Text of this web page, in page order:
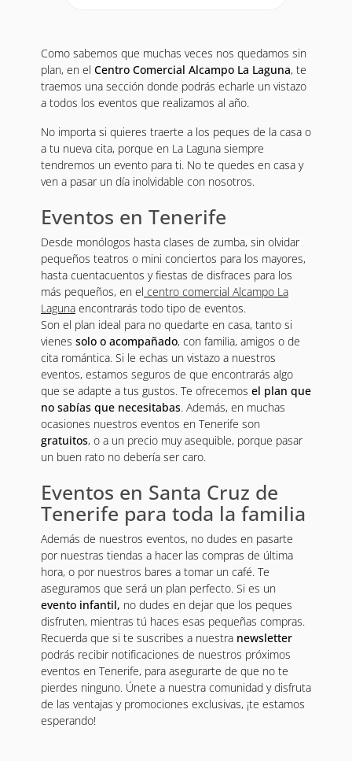
Como sabemos que muchas veces nos quedamos sin
plan, en el Centro Comercial Alcampo La Laguna, te
traemos una sección donde podrás echarle un vistazo
a todos los eventos que realizamos al año.
No importa si quieres traerte a los peques de la casa o
a tu nueva cita, porque en La Laguna siempre
tendremos un evento para ti. No te quedes en casa y
ven a pasar un día inolvidable con nosotros.
Eventos en Tenerife
Desde monólogos hasta clases de zumba, sin olvidar
pequeños teatros o mini conciertos para los mayores,
hasta cuentacuentos y fiestas de disfraces para los
más pequeños, en el centro comercial Alcampo La
Laguna encontrarás todo tipo de eventos.
Son el plan ideal para no quedarte en casa, tanto si
vienes solo o acompañado, con familia, amigos o de
cita romántica. Si le echas un vistazo a nuestros
eventos, estamos seguros de que encontrarás algo
que se adapte a tus gustos. Te ofrecemos el plan que
no sabías que necesitabas. Además, en muchas
ocasiones nuestros eventos en Tenerife son
gratuitos, o a un precio muy asequible, porque pasar
un buen rato no debería ser caro.
Eventos en Santa Cruz de
Tenerife para toda la familia
Además de nuestros eventos, no dudes en pasarte
por nuestras tiendas a hacer las compras de última
hora, o por nuestros bares a tomar un café. Te
aseguramos que será un plan perfecto. Si es un
evento infantil, no dudes en dejar que los peques
disfruten, mientras tú haces esas pequeñas compras.
Recuerda que si te suscribes a nuestra newsletter
podrás recibir notificaciones de nuestros próximos
eventos en Tenerife, para asegurarte de que no te
pierdes ninguno. Únete a nuestra comunidad y disfruta
de las ventajas y promociones exclusivas, ¡te estamos
esperando!